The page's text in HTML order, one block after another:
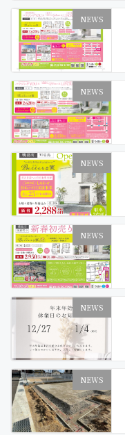
NEWS
NEWS
NEWS
NEWS
NEWS
NEWS